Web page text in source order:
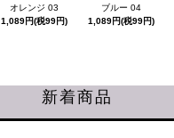
オレンジ 03
1,089円(税99円)
ブルー 04
1,089円(税99円)
新着商品